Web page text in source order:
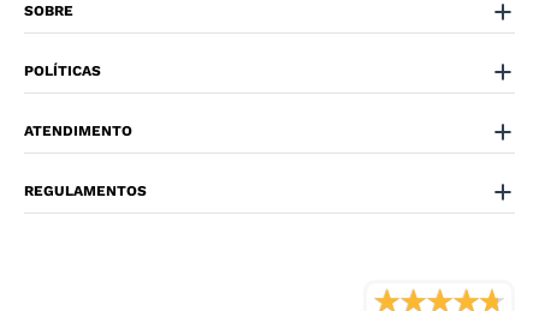
SOBRE
POLÍTICAS
ATENDIMENTO
REGULAMENTOS